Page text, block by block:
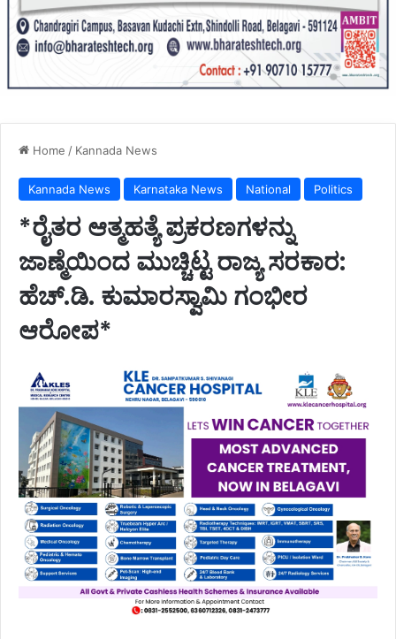
Home / Kannada News
Kannada News Karnataka News National Politics
*ರೈತರ ಆತ್ಮಹತ್ಯೆ ಪ್ರಕರಣಗಳನ್ನು
ಜಾಣ್ಮೆಯಿಂದ ಮುಚ್ಚಿಟ್ಟ ರಾಜ್ಯ ಸರಕಾರ:
ಹೆಚ್.ಡಿ. ಕುಮಾರಸ್ವಾಮಿ ಗಂಭೀರ
ಆರೋಪ*